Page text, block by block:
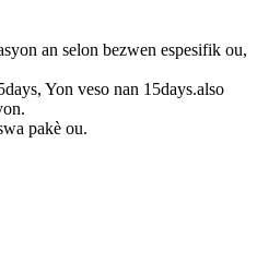
an selon bezwen espesifik ou,
Yon veso nan 15days.also
pakè ou.